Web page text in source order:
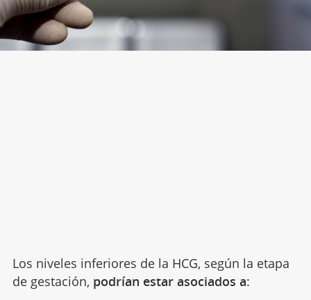
Los niveles inferiores de la HCG, según la etapa
de gestación, podrían estar asociados a: